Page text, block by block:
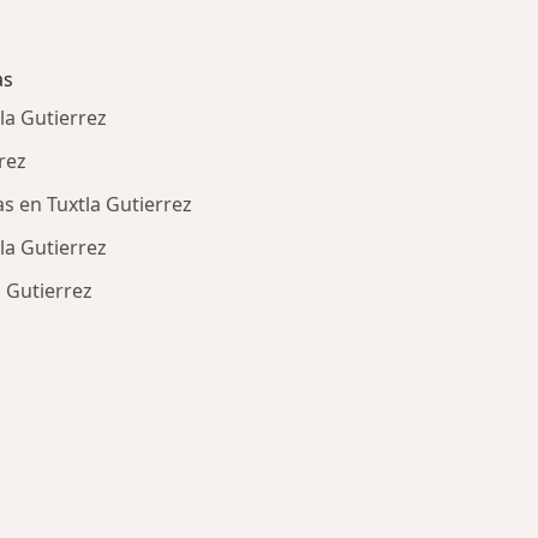
Gutierrez
en Tuxtla Gutierrez
Gutierrez
Gutierrez